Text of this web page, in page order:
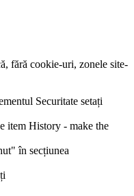
fără cookie-uri, zonele site-
Securitate setați
item History - make the
în secțiunea